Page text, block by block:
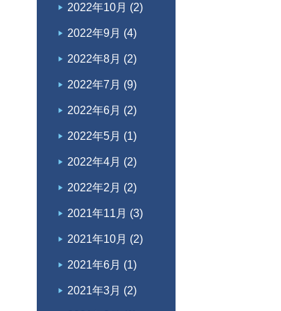
2022年10月 (2)
2022年9月 (4)
2022年8月 (2)
2022年7月 (9)
2022年6月 (2)
2022年5月 (1)
2022年4月 (2)
2022年2月 (2)
2021年11月 (3)
2021年10月 (2)
2021年6月 (1)
2021年3月 (2)